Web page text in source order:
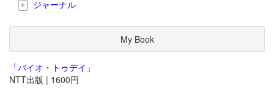
ジャーナル
My Book
「バイオ・トゥデイ」
NTT出版 | 1600円